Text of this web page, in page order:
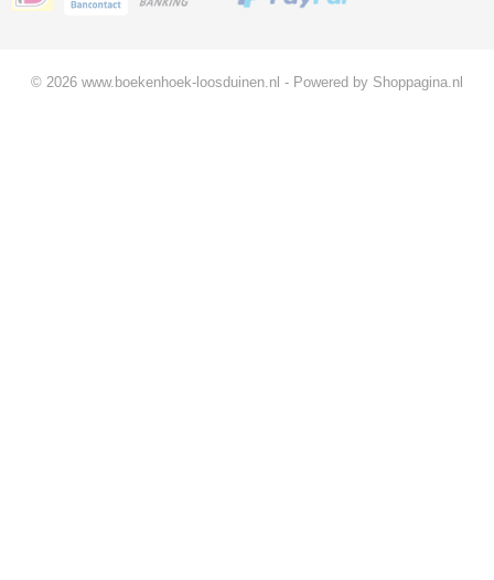
© 2026 www.boekenhoek-loosduinen.nl - Powered by Shoppagina.nl